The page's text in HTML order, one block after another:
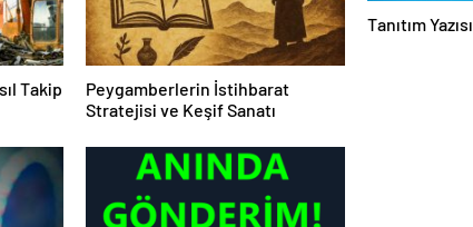
Takip
Peygamberlerin İstihbarat
Stratejisi ve Keşif Sanatı
Tanıtım Yazısı